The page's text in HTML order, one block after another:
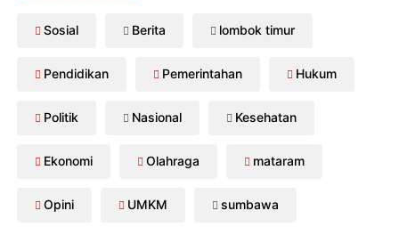
Sosial Berita lombok timur
Pendidikan Pemerintahan Hukum
Politik Nasional Kesehatan
Ekonomi Olahraga mataram
Opini UMKM sumbawa